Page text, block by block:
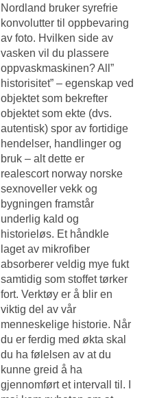
Nordland bruker syrefrie
konvolutter til oppbevaring
av foto. Hvilken side av
vasken vil du plassere
oppvaskmaskinen? All”
historisitet” – egenskap ved
objektet som bekrefter
objektet som ekte (dvs.
autentisk) spor av fortidige
hendelser, handlinger og
bruk – alt dette er
realescort norway norske
sexnoveller vekk og
bygningen framstår
underlig kald og
historieløs. Et håndkle
laget av mikrofiber
absorberer veldig mye fukt
samtidig som stoffet tørker
fort. Verktøy er å blir en
viktig del av vår
menneskelige historie. Når
du er ferdig med økta skal
du ha følelsen av at du
kunne greid å ha
gjennomført et intervall til. I